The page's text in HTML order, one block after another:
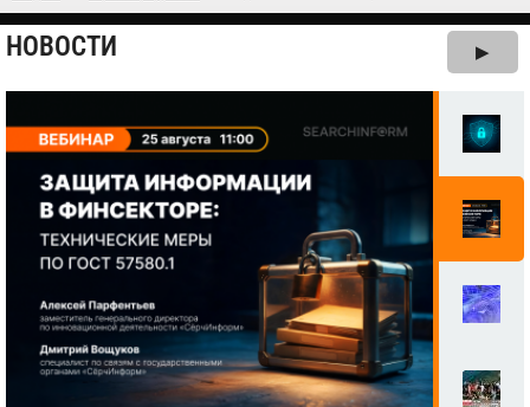
НОВОСТИ ▶